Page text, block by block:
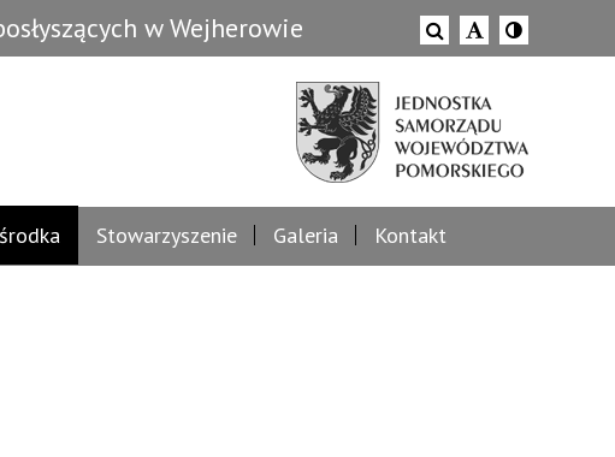
w Wejherowie
Stowarzyszenie Galeria Kontakt